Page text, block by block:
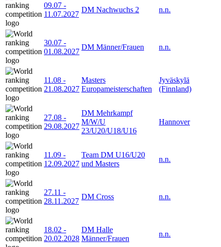
09.07 -
11.07.2027
DM Nachwuchs 2 n.n.
30.07 -
01.08.2027
DM Männer/Frauen n.n.
11.08 -
21.08.2027
Masters
Europameisterschaften
Jyväskylä
(Finnland)
27.08 -
29.08.2027
DM Mehrkampf
M/W/U
23/U20/U18/U16
Hannover
11.09 -
12.09.2027
Team DM U16/U20
und Masters
n.n.
27.11 -
28.11.2027
DM Cross n.n.
18.02 -
20.02.2028
DM Halle
Männer/Frauen
n.n.